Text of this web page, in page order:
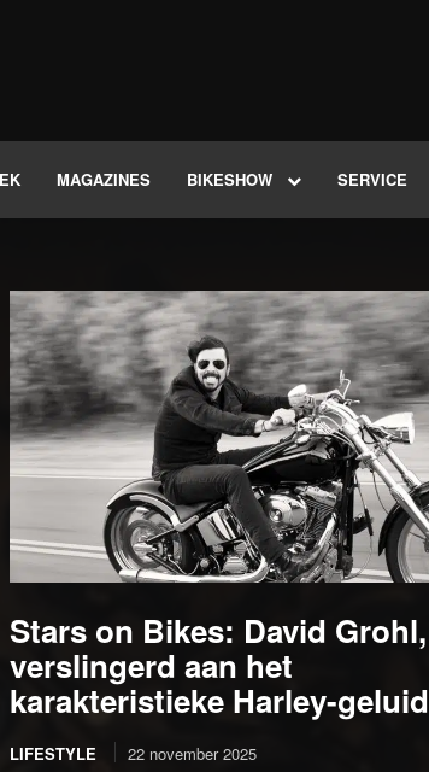
MAGAZINES BIKESHOW SERVICE
Stars on Bikes: David Grohl,
verslingerd aan het
karakteristieke Harley-geluid
LIFESTYLE 22 november 2025